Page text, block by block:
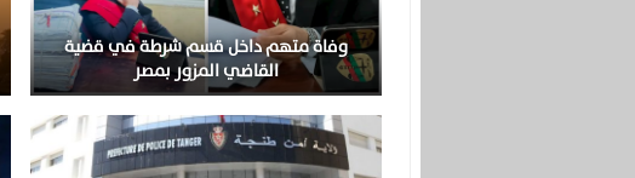
وفاة متهم داخل قسم شرطة في قضية
القاضي المزور بمصر